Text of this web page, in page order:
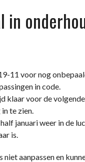
in
11 voor nog
in code.
klaar voor de
te zien.
januari weer in de
is.
niet aanpassen en